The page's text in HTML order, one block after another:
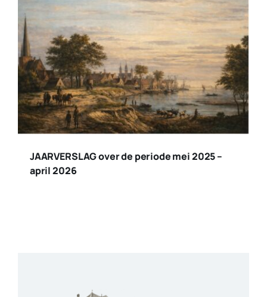
JAARVERSLAG over de periode mei 2025 –
april 2026